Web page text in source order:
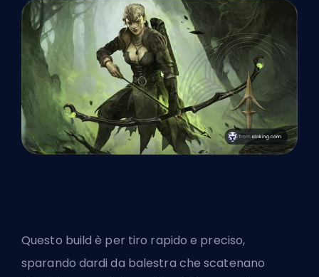
Questo build è per tiro rapido e preciso,
sparando dardi da balestra che scatenano